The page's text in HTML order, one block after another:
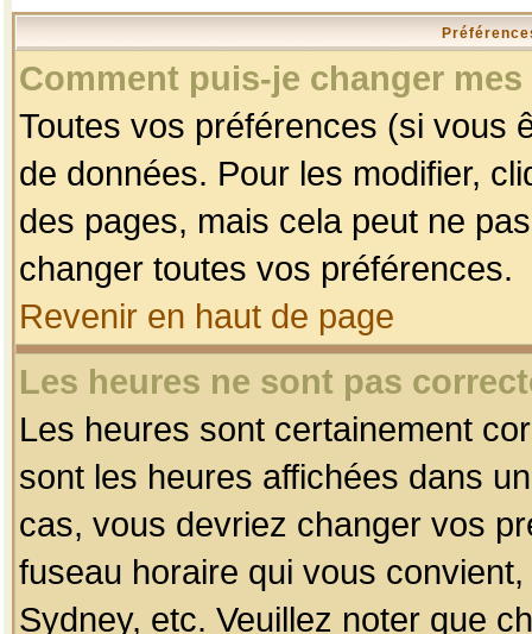
Comment puis-je changer
Toutes vos préférences (si vous
de données. Pour les modifier,
des pages, mais cela peut ne
changer toutes vos préférences.
Revenir en haut de page
Les heures ne sont pas
Les heures sont certainement
sont les heures affichées dans
cas, vous devriez changer vos
fuseau horaire qui vous
Sydney, etc. Veuillez noter que